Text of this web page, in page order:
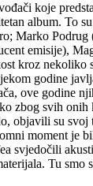
koje
album. To
Marko
emisije),
kroz nekoliko
godine
ove godine
zbog svih onih
objavili su svoj
moment je
svjedočili
Tu smo